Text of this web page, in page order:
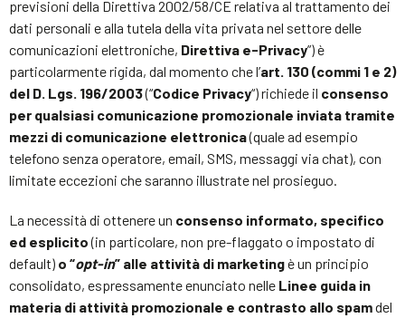
previsioni della Direttiva 2002/58/CE relativa al trattamento dei
dati personali e alla tutela della vita privata nel settore delle
comunicazioni elettroniche, Direttiva e-Privacy”) è
particolarmente rigida, dal momento che l’art. 130 (commi 1 e 2)
del D. Lgs. 196/2003(“Codice Privacy“) richiede il consenso
per qualsiasi comunicazione promozionale inviata tramite
mezzi di comunicazione elettronica(quale ad esempio
telefono senza operatore, email, SMS, messaggi via chat), con
limitate eccezioni che saranno illustrate nel prosieguo.
La necessità di ottenere un consenso informato, specifico
ed esplicito(in particolare, non pre-flaggato o impostato di
default) o “opt-in” alle attività di marketingè un principio
consolidato, espressamente enunciato nelle Linee guida in
materia di attività promozionale e contrasto allo spamdel